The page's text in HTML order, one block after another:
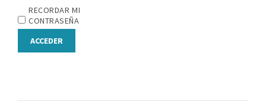
RECORDAR MI
CONTRASEÑA
ACCEDER